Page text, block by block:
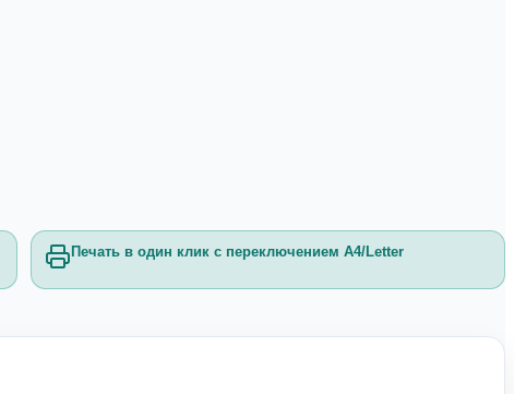
Печать в один клик с переключением A4/Letter